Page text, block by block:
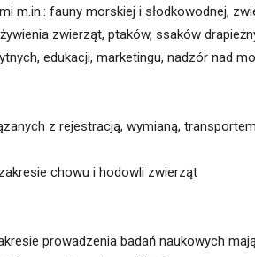
m.in.: fauny morskiej i słodkowodnej,
żywienia zwierząt, ptaków, ssaków
edukacji, marketingu, nadzór nad
z rejestracją, wymianą,
zakresie chowu i hodowli zwierząt
prowadzenia badań naukowych